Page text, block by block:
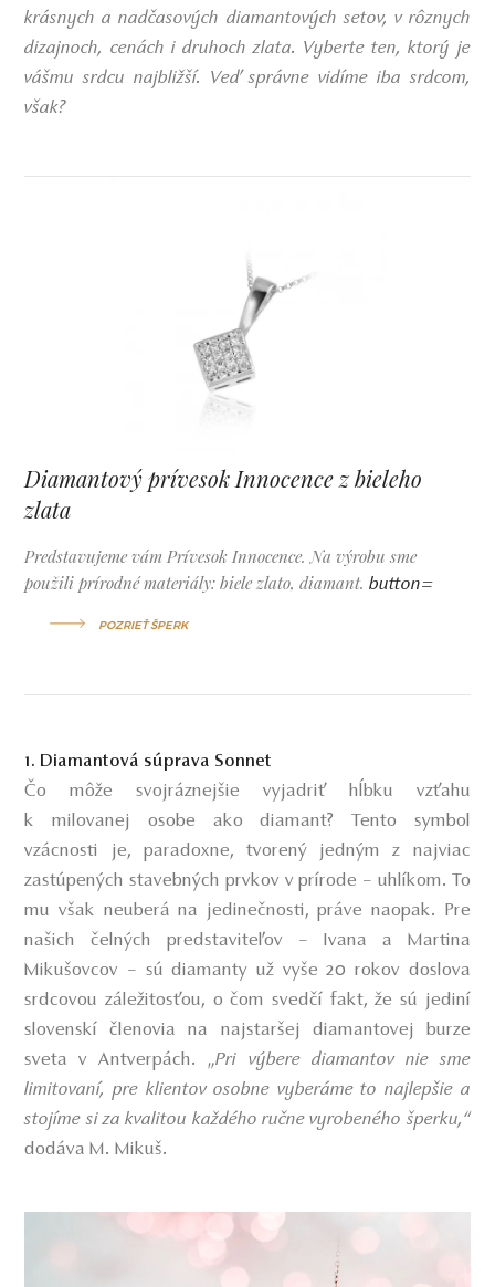
krásnych a nadčasových diamantových setov, v rôznych
dizajnoch, cenách i druhoch zlata. Vyberte ten, ktorý je
vášmu srdcu najbližší. Veď správne vidíme iba srdcom,
však?
Diamantový prívesok Innocence z bieleho
zlata
Predstavujeme vám Prívesok Innocence. Na výrobu sme
použili prírodné materiály: biele zlato, diamant.button=
POZRIEŤ ŠPERK
1. Diamantová súprava Sonnet
Čo môže svojráznejšie vyjadriť hĺbku vzťahu
k milovanej osobe ako diamant? Tento symbol
vzácnosti je, paradoxne, tvorený jedným z najviac
zastúpených stavebných prvkov v prírode – uhlíkom. To
mu však neuberá na jedinečnosti, práve naopak. Pre
našich čelných predstaviteľov – Ivana a Martina
Mikušovcov – sú diamanty už vyše 20 rokov doslova
srdcovou záležitosťou, o čom svedčí fakt, že sú jediní
slovenskí členovia na najstaršej diamantovej burze
sveta v Antverpách.
„Pri výbere diamantov nie sme
limitovaní, pre klientov osobne vyberáme to najlepšie a
stojíme si za kvalitou každého ručne vyrobeného šperku,“
dodáva M. Mikuš.